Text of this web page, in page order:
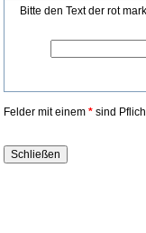
Bitte den Text der rot
Felder mit einem * sind